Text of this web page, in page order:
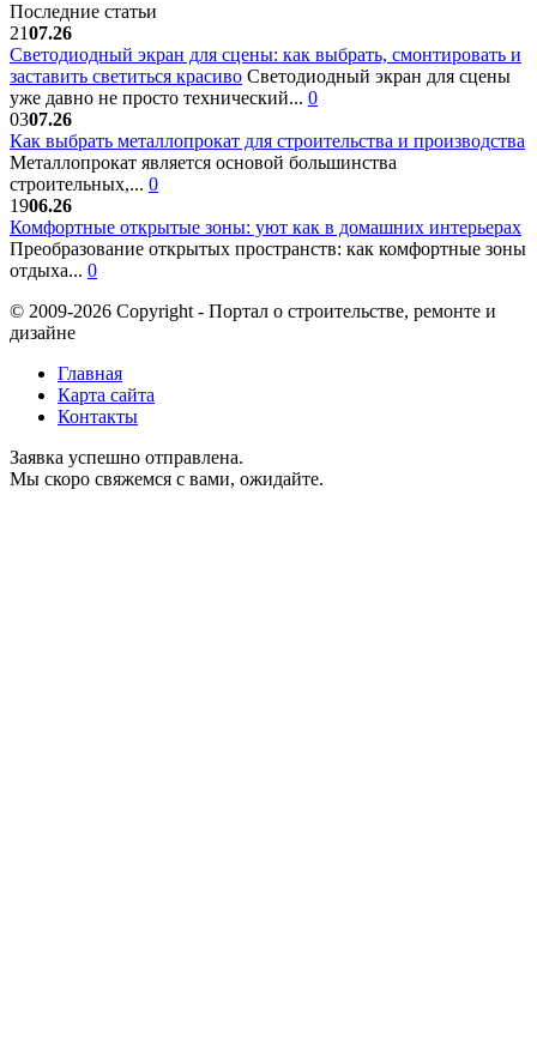
Последние статьи
2107.26
Светодиодный экран для сцены: как выбрать, смонтировать и
заставить светиться красиво Светодиодный экран для сцены
уже давно не просто технический... 0
0307.26
Как выбрать металлопрокат для строительства и производства
Металлопрокат является основой большинства
строительных,... 0
1906.26
Комфортные открытые зоны: уют как в домашних интерьерах
Преобразование открытых пространств: как комфортные зоны
отдыха... 0
© 2009-2026 Copyright - Портал о строительстве, ремонте и
дизайне
Главная
Карта сайта
Контакты
Заявка успешно отправлена.
Мы скоро свяжемся с вами, ожидайте.